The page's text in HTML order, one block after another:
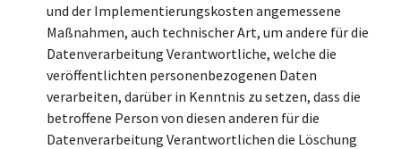
und der Implementierungskosten angemessene
Maßnahmen, auch technischer Art, um andere für die
Datenverarbeitung Verantwortliche, welche die
veröffentlichten personenbezogenen Daten
verarbeiten, darüber in Kenntnis zu setzen, dass die
betroffene Person von diesen anderen für die
Datenverarbeitung Verantwortlichen die Löschung